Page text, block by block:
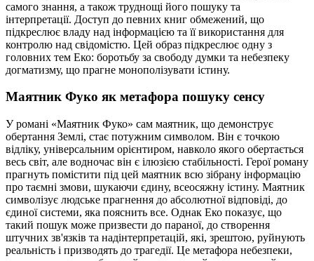
самого знання, а також труднощі його пошуку та
інтерпретації. Доступ до певних книг обмежений, що
підкреслює владу над інформацією та її використання для
контролю над свідомістю. Цей образ підкреслює одну з
головних тем Еко: боротьбу за свободу думки та небезпеку
догматизму, що прагне монополізувати істину.
Маятник Фуко як метафора пошуку сенсу
У романі «Маятник Фуко» сам маятник, що демонструє
обертання Землі, стає потужним символом. Він є точкою
відліку, універсальним орієнтиром, навколо якого обертається
весь світ, але водночас він є ілюзією стабільності. Герої роману
прагнуть помістити під цей маятник всю зібрану інформацію
про таємні змови, шукаючи єдину, всеосяжну істину. Маятник
символізує людське прагнення до абсолютної відповіді, до
єдиної системи, яка пояснить все. Однак Еко показує, що
такий пошук може призвести до параної, до створення
штучних зв'язків та надінтерпретацій, які, зрештою, руйнують
реальність і призводять до трагедії. Це метафора небезпеки,